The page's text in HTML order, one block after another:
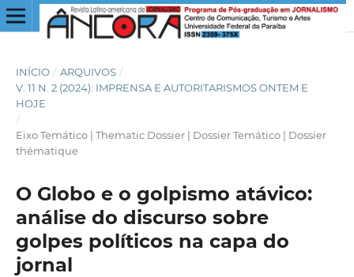
INÍCIO / ARQUIVOS /
V. 11 N. 2 (2024): IMPRENSA E AUTORITARISMOS ONTEM E
HOJE
/
Eixo Temático | Thematic Dossier | Dossier Temático | Dossier
thématique
O Globo e o golpismo atávico:
análise do discurso sobre
golpes políticos na capa do
jornal